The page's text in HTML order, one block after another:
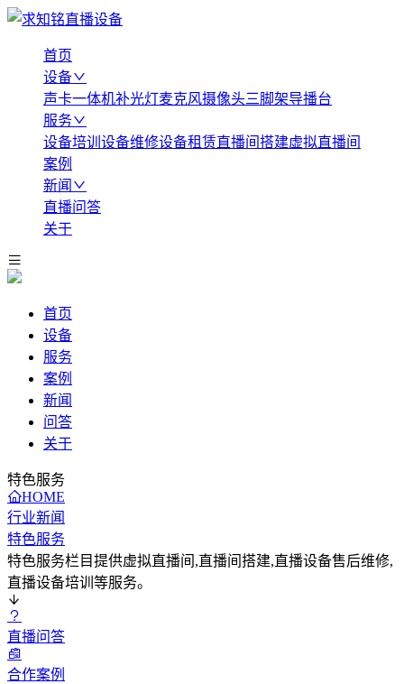
首页
设备
声卡一体机补光灯麦克风摄像头三脚架导播台
服务
设备培训 设备维修设备租赁直播间搭建虚拟直播间
案例
新闻
直播问答
关于
首页
设备
服务
案例
新闻
问答
关于
特色服务
HOME
行业新闻
特色服务
特色服务栏目提供虚拟直播间,直播间搭建,直播设备售后维修,
直播设备培训等服务。
直播问答
合作案例